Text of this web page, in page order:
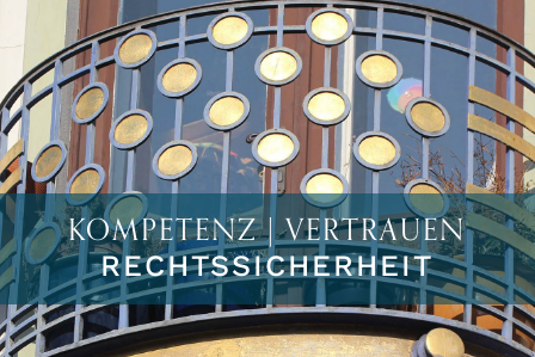
KOMPETENZ | VERTRAUEN
RECHTSSICHERHEIT